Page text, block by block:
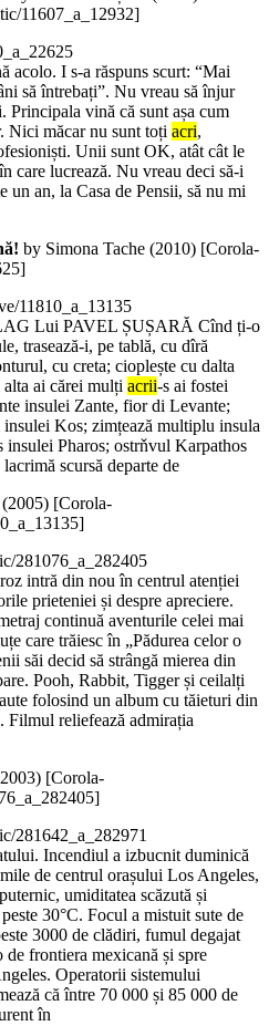
11607_a_12932]
acolo. I s-a răspuns scurt: “Mai
să întrebați”. Nu vreau să înjur
Principala vină că sunt așa cum
Nici măcar nu sunt toți acri,
Unii sunt OK, atât cât le
care lucrează. Nu vreau deci să-i
un an, la Casa de Pensii, să nu mi
by Simona Tache (2010) [Corola-
11810_a_13135
Lui PAVEL ȘUȘARĂ Cînd ți-o
trasează-i, pe tablă, cu dîră
cu creta; cioplește cu dalta
ai cărei mulți acrii-s ai fostei
insulei Zante, fior di Levante;
Kos; zimțează multiplu insula
insulei Pharos; ostrňvul Karpathos
scursă departe de
2005) [Corola-
281076_a_282405
intră din nou în centrul atenției
prieteniei și despre apreciere.
continuă aventurile celei mai
care trăiesc în „Pădurea celor o
săi decid să strângă mierea din
Pooh, Rabbit, Tigger și ceilalți
folosind un album cu tăieturi din
Filmul reliefează admirația
2003) [Corola-
281642_a_282971
Incendiul a izbucnit duminică
de centrul orașului Los Angeles,
umiditatea scăzută și
30°C. Focul a mistuit sute de
3000 de clădiri, fumul degajat
frontiera mexicană și spre
Operatorii sistemului
că între 70 000 și 85 000 de
în